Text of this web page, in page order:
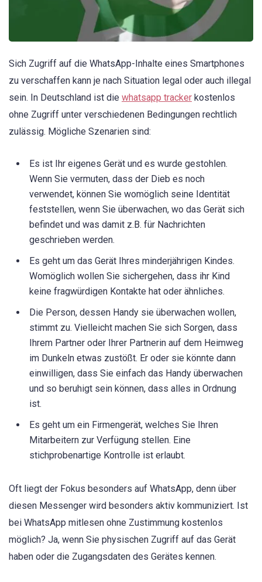
Sich Zugriff auf die WhatsApp-Inhalte eines Smartphones
zu verschaffen kann je nach Situation legal oder auch illegal
sein. In Deutschland ist die whatsapp tracker kostenlos
ohne Zugriff unter verschiedenen Bedingungen rechtlich
zulässig. Mögliche Szenarien sind:
Es ist Ihr eigenes Gerät und es wurde gestohlen.
Wenn Sie vermuten, dass der Dieb es noch
verwendet, können Sie womöglich seine Identität
feststellen, wenn Sie überwachen, wo das Gerät sich
befindet und was damit z.B. für Nachrichten
geschrieben werden.
Es geht um das Gerät Ihres minderjährigen Kindes.
Womöglich wollen Sie sichergehen, dass ihr Kind
keine fragwürdigen Kontakte hat oder ähnliches.
Die Person, dessen Handy sie überwachen wollen,
stimmt zu. Vielleicht machen Sie sich Sorgen, dass
Ihrem Partner oder Ihrer Partnerin auf dem Heimweg
im Dunkeln etwas zustößt. Er oder sie könnte dann
einwilligen, dass Sie einfach das Handy überwachen
und so beruhigt sein können, dass alles in Ordnung
ist.
Es geht um ein Firmengerät, welches Sie Ihren
Mitarbeitern zur Verfügung stellen. Eine
stichprobenartige Kontrolle ist erlaubt.
Oft liegt der Fokus besonders auf WhatsApp, denn über
diesen Messenger wird besonders aktiv kommuniziert. Ist
bei WhatsApp mitlesen ohne Zustimmung kostenlos
möglich? Ja, wenn Sie physischen Zugriff auf das Gerät
haben oder die Zugangsdaten des Gerätes kennen.